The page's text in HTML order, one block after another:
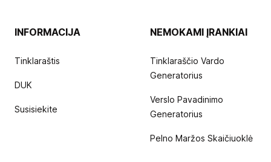
INFORMACIJA
Tinklaraštis
DUK
Susisiekite
NEMOKAMI ĮRANKIAI
Tinklaraščio Vardo
Generatorius
Verslo Pavadinimo
Generatorius
Pelno Maržos Skaičiuoklė